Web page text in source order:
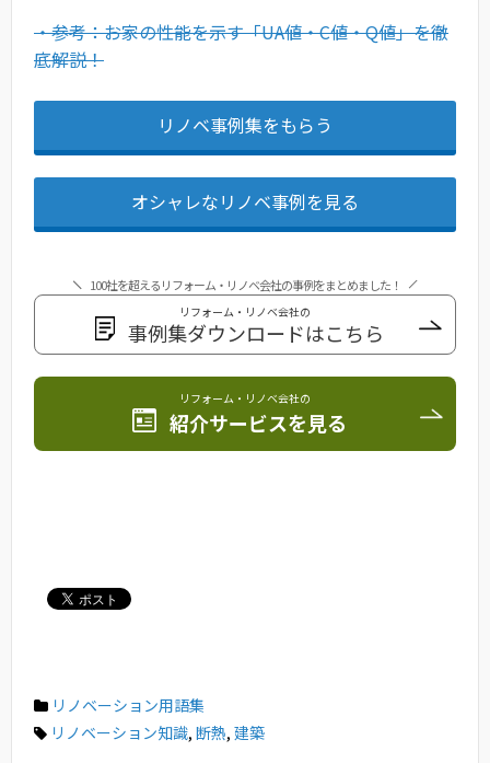
・参考：お家の性能を示す「UA値・C値・Q値」を徹
底解説！
リノベ事例集をもらう
オシャレなリノベ事例を見る
100社を超えるリフォーム・リノベ会社の事例をまとめました！
リフォーム・リノベ会社の
事例集ダウンロードはこちら
リフォーム・リノベ会社の
紹介サービスを見る
リノベーション用語集
リノベーション知識, 断熱, 建築